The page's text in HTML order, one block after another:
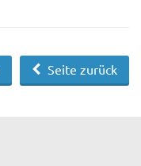
Seite zurück